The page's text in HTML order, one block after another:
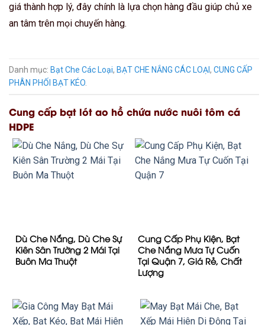
giá thành hợp lý, đây chính là lựa chọn hàng đầu giúp chủ xe
an tâm trên mọi chuyến hàng.
Danh mục: Bạt Che Các Loại, BẠT CHE NẮNG CÁC LOẠI, CUNG CẤP
PHÂN PHỐI BẠT KÉO
Cung cấp bạt lót ao hồ chứa nước nuôi tôm cá
HDPE
Dù Che Nắng, Dù Che Sự
Kiên Sân Trường 2 Mái Tại
Buôn Ma Thuột
Cung Cấp Phụ Kiện, Bạt
Che Nắng Mưa Tự Cuốn
Tại Quận 7, Giá Rẻ, Chất
Lượng